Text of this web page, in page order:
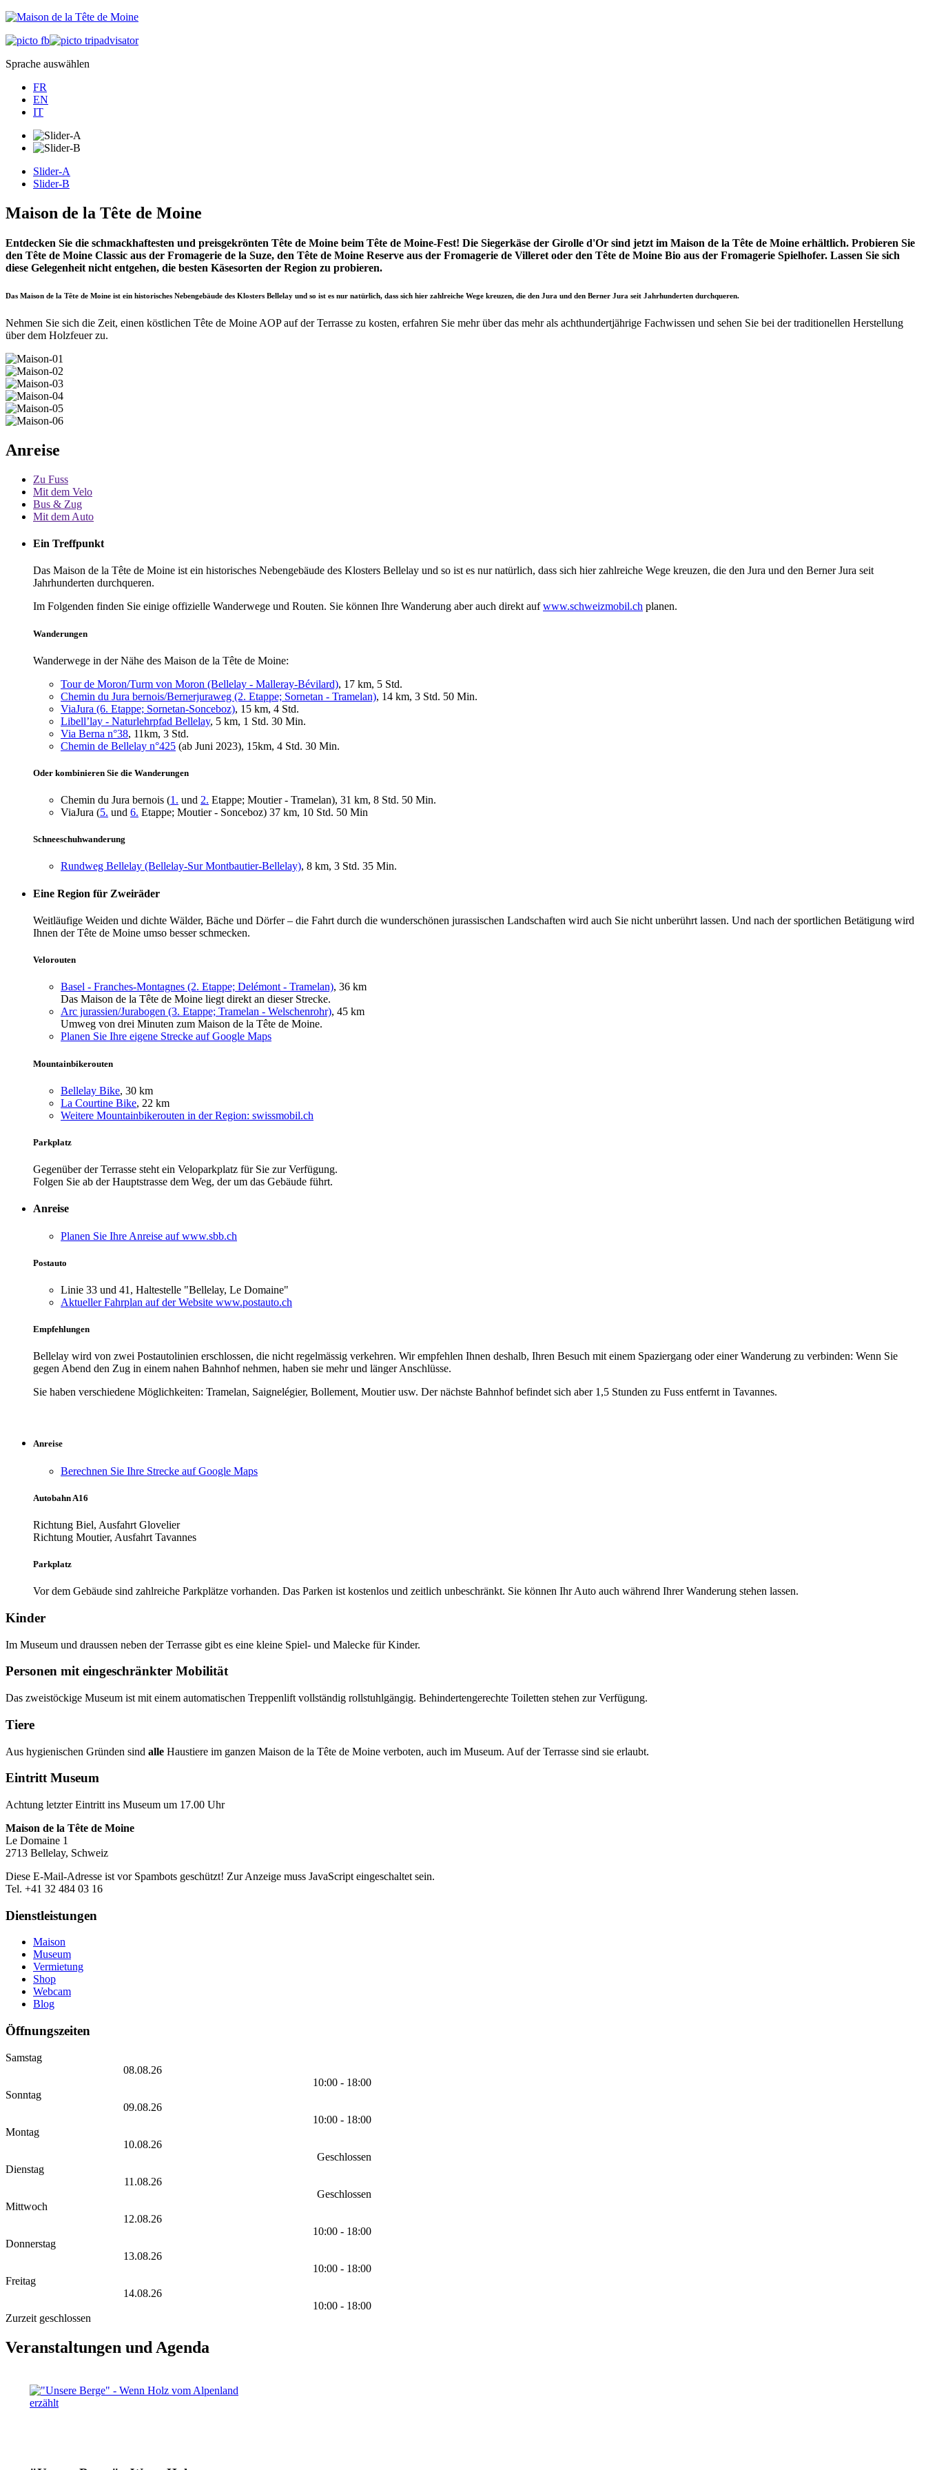
Sprache auswählen
FR
EN
IT
Slider-A
Slider-B
Maison de la Tête de Moine
Entdecken Sie die schmackhaftesten und preisgekrönten Tête de Moine beim Tête de Moine-Fest! Die Siegerkäse der Girolle d'Or sind jetzt im Maison de la Tête de Moine erhältlich. Probieren Sie
den Tête de Moine Classic aus der Fromagerie de la Suze, den Tête de Moine Reserve aus der Fromagerie de Villeret oder den Tête de Moine Bio aus der Fromagerie Spielhofer. Lassen Sie sich
diese Gelegenheit nicht entgehen, die besten Käsesorten der Region zu probieren.
Das Maison de la Tête de Moine ist ein historisches Nebengebäude des Klosters Bellelay und so ist es nur natürlich, dass sich hier zahlreiche Wege kreuzen, die den Jura und den Berner Jura seit Jahrhunderten durchqueren.
Nehmen Sie sich die Zeit, einen köstlichen Tête de Moine AOP auf der Terrasse zu kosten, erfahren Sie mehr über das mehr als achthundertjährige Fachwissen und sehen Sie bei der traditionellen Herstellung
über dem Holzfeuer zu.
Anreise
Zu Fuss
Mit dem Velo
Bus & Zug
Mit dem Auto
Ein Treffpunkt
Das Maison de la Tête de Moine ist ein historisches Nebengebäude des Klosters Bellelay und so ist es nur natürlich, dass sich hier zahlreiche Wege kreuzen, die den Jura und den Berner Jura seit
Jahrhunderten durchqueren.
Im Folgenden finden Sie einige offizielle Wanderwege und Routen. Sie können Ihre Wanderung aber auch direkt aufwww.schweizmobil.ch planen.
Wanderungen
Wanderwege in der Nähe des Maison de la Tête de Moine:
Tour de Moron/Turm von Moron (Bellelay - Malleray-Bévilard), 17 km, 5 Std.
Chemin du Jura bernois/Bernerjuraweg (2. Etappe; Sornetan - Tramelan), 14 km, 3 Std. 50 Min.
ViaJura (6. Etappe; Sornetan-Sonceboz), 15 km, 4 Std.
Libell’lay - Naturlehrpfad Bellelay, 5 km, 1 Std. 30 Min.
Via Berna n°38, 11km, 3 Std.
Chemin de Bellelay n°425 (ab Juni 2023), 15km, 4 Std. 30 Min.
Oder kombinieren Sie die Wanderungen
Chemin du Jura bernois (1. und 2. Etappe; Moutier - Tramelan), 31 km, 8 Std. 50 Min.
ViaJura (5. und 6. Etappe; Moutier - Sonceboz) 37 km, 10 Std. 50 Min
Schneeschuhwanderung
Rundweg Bellelay (Bellelay-Sur Montbautier-Bellelay), 8 km, 3 Std. 35 Min.
Eine Region für Zweiräder
Weitläufige Weiden und dichte Wälder, Bäche und Dörfer – die Fahrt durch die wunderschönen jurassischen Landschaften wird auch Sie nicht unberührt lassen. Und nach der sportlichen Betätigung wird
Ihnen der Tête de Moine umso besser schmecken.
Velorouten
Basel - Franches-Montagnes (2. Etappe; Delémont - Tramelan), 36 km
Das Maison de la Tête de Moine liegt direkt an dieser Strecke.
Arc jurassien/Jurabogen (3. Etappe; Tramelan - Welschenrohr), 45 km
Umweg von drei Minuten zum Maison de la Tête de Moine.
Planen Sie Ihre eigene Strecke auf Google Maps
Mountainbikerouten
Bellelay Bike, 30 km
La Courtine Bike, 22 km
Weitere Mountainbikerouten in der Region: swissmobil.ch
Parkplatz
Gegenüber der Terrasse steht ein Veloparkplatz für Sie zur Verfügung.
Folgen Sie ab der Hauptstrasse dem Weg, der um das Gebäude führt.
Anreise
Planen Sie Ihre Anreise auf www.sbb.ch
Postauto
Linie 33 und 41, Haltestelle "Bellelay, Le Domaine"
Aktueller Fahrplan auf der Website www.postauto.ch
Empfehlungen
Bellelay wird von zwei Postautolinien erschlossen, die nicht regelmässig verkehren. Wir empfehlen Ihnen deshalb, Ihren Besuch mit einem Spaziergang oder einer Wanderung zu verbinden: Wenn Sie
gegen Abend den Zug in einem nahen Bahnhof nehmen, haben sie mehr und länger Anschlüsse.
Sie haben verschiedene Möglichkeiten: Tramelan, Saignelégier, Bollement, Moutier usw. Der nächste Bahnhof befindet sich aber 1,5 Stunden zu Fuss entfernt in Tavannes.
Anreise
Berechnen Sie Ihre Strecke auf Google Maps
Autobahn A16
Richtung Biel, Ausfahrt Glovelier
Richtung Moutier, Ausfahrt Tavannes
Parkplatz
Vor dem Gebäude sind zahlreiche Parkplätze vorhanden. Das Parken ist kostenlos und zeitlich unbeschränkt. Sie können Ihr Auto auch während Ihrer Wanderung stehen lassen.
Kinder
Im Museum und draussen neben der Terrasse gibt es eine kleine Spiel- und Malecke für Kinder.
Personen mit eingeschränkter Mobilität
Das zweistöckige Museum ist mit einem automatischen Treppenlift vollständig rollstuhlgängig. Behindertengerechte Toiletten stehen zur Verfügung.
Tiere
Aus hygienischen Gründen sind alle Haustiere im ganzen Maison de la Tête de Moine verboten, auch im Museum. Auf der Terrasse sind sie erlaubt.
Eintritt Museum
Achtung letzter Eintritt ins Museum um 17.00 Uhr
Maison de la Tête de Moine
Le Domaine 1
2713 Bellelay, Schweiz
Diese E-Mail-Adresse ist vor Spambots geschützt! Zur Anzeige muss JavaScript eingeschaltet sein.
Tel. +41 32 484 03 16
Dienstleistungen
Maison
Museum
Vermietung
Shop
Webcam
Blog
Öffnungszeiten
Samstag
08.08.26
10:00 - 18:00
Sonntag
09.08.26
10:00 - 18:00
Montag
10.08.26
Geschlossen
Dienstag
11.08.26
Geschlossen
Mittwoch
12.08.26
10:00 - 18:00
Donnerstag
13.08.26
10:00 - 18:00
Freitag
14.08.26
10:00 - 18:00
Zurzeit geschlossen
Veranstaltungen und Agenda